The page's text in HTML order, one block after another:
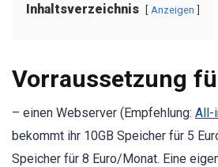
Inhaltsverzeichnis Anzeigen
Vorraussetzung
– einen Webserver (Empfehlung: All-
bekommt ihr 10GB Speicher für 5
Speicher für 8 Euro/Monat. Eine